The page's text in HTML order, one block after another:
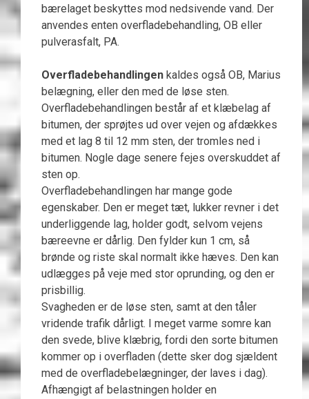
bærelaget beskyttes mod nedsivende vand. Der
anvendes enten overfladebehandling, OB eller
pulverasfalt, PA.
Overfladebehandlingen kaldes også OB, Marius
belægning, eller den med de løse sten.
Overfladebehandlingen består af et klæbelag af
bitumen, der sprøjtes ud over vejen og afdækkes
med et lag 8 til 12 mm sten, der tromles ned i
bitumen. Nogle dage senere fejes overskuddet af
sten op.
Overfladebehandlingen har mange gode
egenskaber. Den er meget tæt, lukker revner i det
underliggende lag, holder godt, selvom vejens
bæreevne er dårlig. Den fylder kun 1 cm, så
brønde og riste skal normalt ikke hæves. Den kan
udlægges på veje med stor oprunding, og den er
prisbillig.
Svagheden er de løse sten, samt at den tåler
vridende trafik dårligt. I meget varme somre kan
den svede, blive klæbrig, fordi den sorte bitumen
kommer op i overfladen (dette sker dog sjældent
med de overfladebelægninger, der laves i dag).
Afhængigt af belastningen holder en